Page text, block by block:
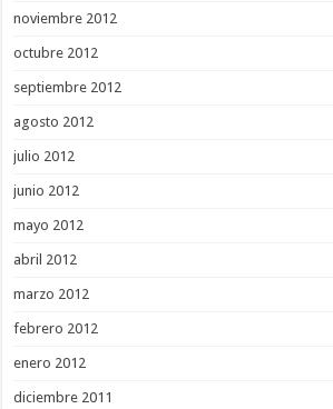
noviembre 2012
octubre 2012
septiembre 2012
agosto 2012
julio 2012
junio 2012
mayo 2012
abril 2012
marzo 2012
febrero 2012
enero 2012
diciembre 2011